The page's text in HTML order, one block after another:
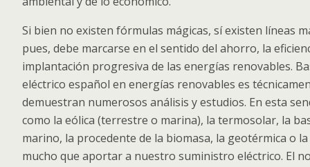
Si bien no existen fórmulas mágicas, sí existen líneas
pues, debe marcarse en el sentido del ahorro, la
implantación progresiva de las energías renovables.
eléctrico español en energías renovables es
demuestran numerosos análisis y estudios. En esta
como la eólica (terrestre o marina), la termosolar, la
marino, la procedente de la biomasa, la geotérmica o
mucho que aportar a nuestro suministro eléctrico. El